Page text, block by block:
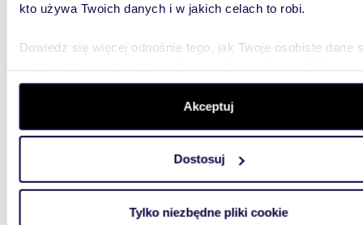
kto używa Twoich danych i w jakich celach to robi.
Dowiedz się więcej odnośnie tego, jak Twoje osobiste dane
szczegółów. W Deklaracji plików cookie możesz zmienić
wycofać swoją zgodę w dowolnej chwili.
aby oferować funkcje społecznościowe i analizować ruch w
witrynie. Informacje o tym, jak korzystasz z naszej witryny,
analitycznym. Partnerzy mogą połączyć te informacje z
Akceptuj
Dostosuj
Tylko niezbędne pliki cookie
w